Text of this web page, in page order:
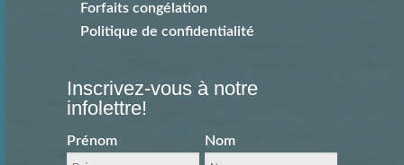
Forfaits congélation
Politique de confidentialité
Inscrivez-vous à notre
infolettre!
Prénom Nom